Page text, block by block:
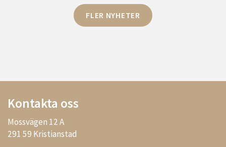
FLER NYHETER
Kontakta oss
Mossvägen 12 A
291 59 Kristianstad